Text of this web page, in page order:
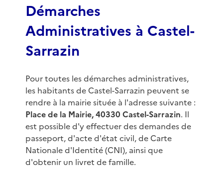
Démarches
Administratives à Castel-
Sarrazin
Pour toutes les démarches administratives,
les habitants de Castel-Sarrazin peuvent se
rendre à la mairie située à l'adresse suivante :
Place de la Mairie, 40330 Castel-Sarrazin. Il
est possible d'y effectuer des demandes de
passeport, d'acte d'état civil, de Carte
Nationale d'Identité (CNI), ainsi que
d'obtenir un livret de famille.